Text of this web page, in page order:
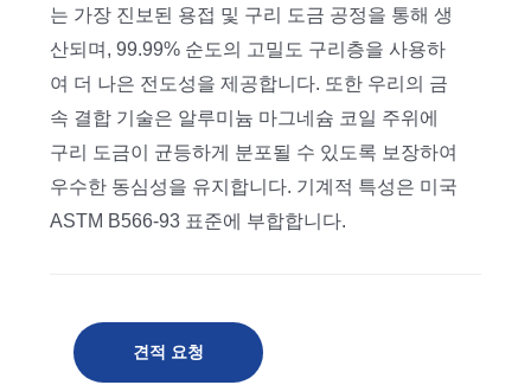
는 가장 진보된 용접 및 구리 도금 공정을 통해 생
산되며, 99.99% 순도의 고밀도 구리층을 사용하
여 더 나은 전도성을 제공합니다. 또한 우리의 금
속 결합 기술은 알루미늄 마그네슘 코일 주위에
구리 도금이 균등하게 분포될 수 있도록 보장하여
우수한 동심성을 유지합니다. 기계적 특성은 미국
ASTM B566-93 표준에 부합합니다.
견적 요청